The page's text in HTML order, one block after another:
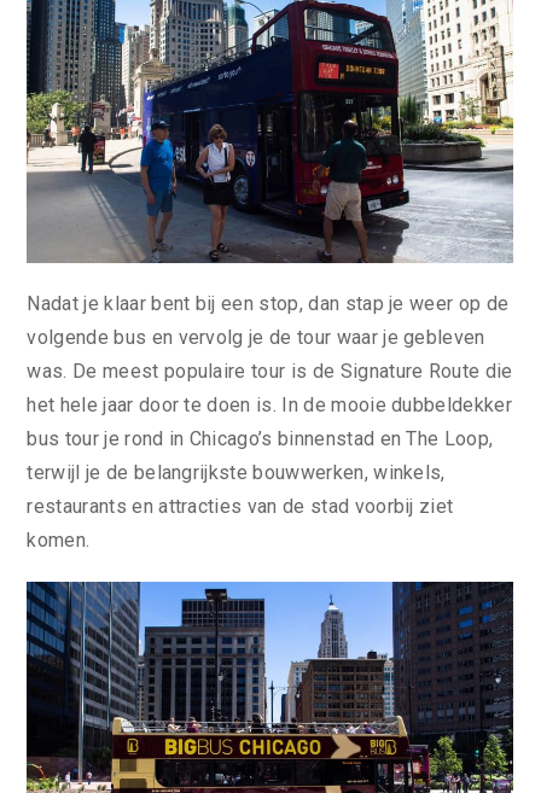
Nadat je klaar bent bij een stop, dan stap je weer op de
volgende bus en vervolg je de tour waar je gebleven
was. De meest populaire tour is de Signature Route die
het hele jaar door te doen is. In de mooie dubbeldekker
bus tour je rond in Chicago’s binnenstad en The Loop,
terwijl je de belangrijkste bouwwerken, winkels,
restaurants en attracties van de stad voorbij ziet
komen.